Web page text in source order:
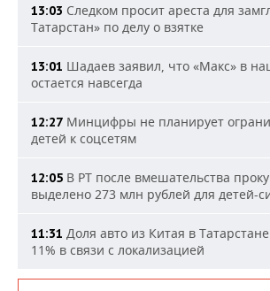
13:03 Следком просит ареста для
Татарстан» по делу о взятке
13:01 Шадаев заявил, что «Макс» в
остается навсегда
12:27 Минцифры не планирует
детей к соцсетям
12:05 В РТ после вмешательства
выделено 273 млн рублей для детей-
11:31 Доля авто из Китая в
11% в связи с локализацией